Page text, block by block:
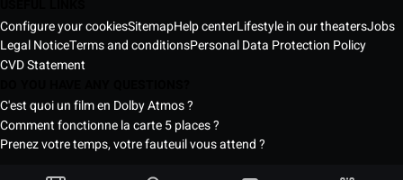
Configure your cookiesSitemapHelp centerLifestyle in our theatersJobs
Legal NoticeTerms and conditionsPersonal Data Protection Policy
CVD Statement
C'est quoi un film en Dolby Atmos ?
Comment fonctionne la carte 5 places ?
Prenez votre temps, votre fauteuil vous attend ?